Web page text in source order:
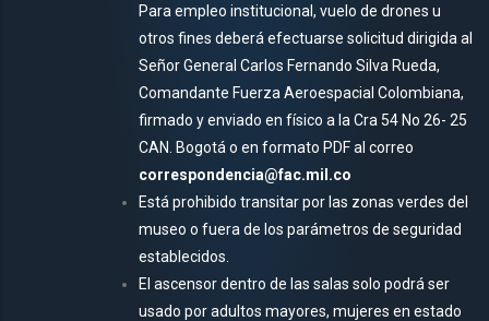
Para empleo institucional, vuelo de drones u
otros fines deberá efectuarse solicitud dirigida al
Señor General Carlos Fernando Silva Rueda,
Comandante Fuerza Aeroespacial Colombiana,
firmado y enviado en físico a la Cra 54 No 26- 25
CAN. Bogotá o en formato PDF al correo
correspondencia@fac.mil.co
Está prohibido transitar por las zonas verdes del
museo o fuera de los parámetros de seguridad
establecidos.
El ascensor dentro de las salas solo podrá ser
usado por adultos mayores, mujeres en estado